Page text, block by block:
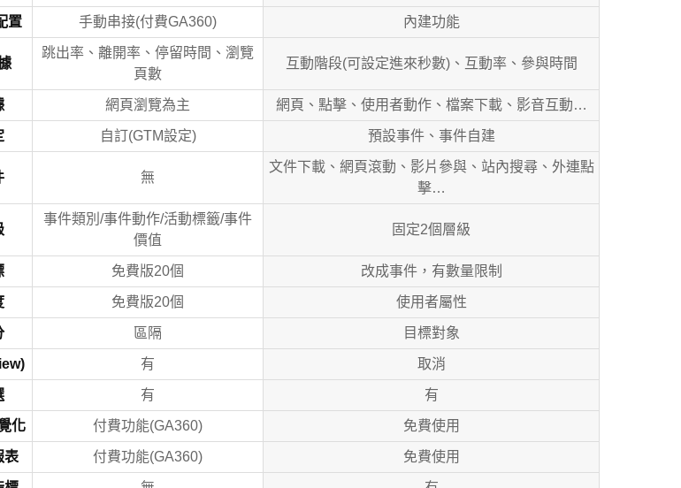
置 手動串接(付費GA360) 內建功能
跳出率、離開率、停留時間、瀏覽
頁數
互動階段(可設定進來秒數)、互動率、參與時間
網頁瀏覽為主 網頁、點擊、使用者動作、檔案下載、影音互動…
自訂(GTM設定) 預設事件、事件自建
無
文件下載、網頁滾動、影片參與、站內搜尋、外連點
擊…
事件類別/事件動作/活動標籤/事件
價值
固定2個層級
免費版20個 改成事件，有數量限制
免費版20個 使用者屬性
區隔 目標對象
有 取消
有 有
化 付費功能(GA360) 免費使用
表 付費功能(GA360) 免費使用